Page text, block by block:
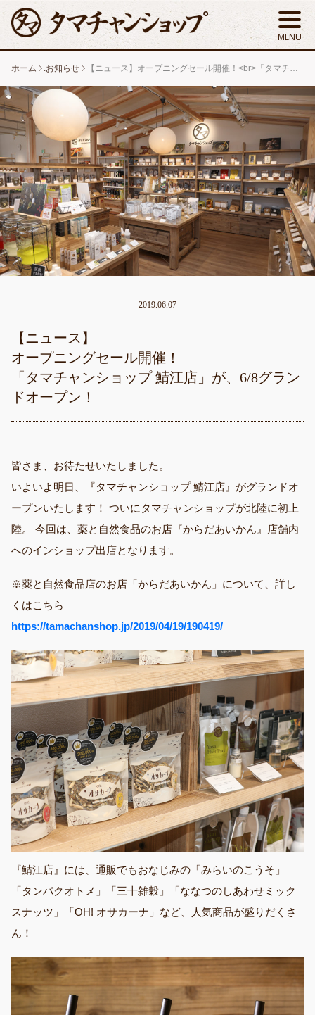
ホーム .お知らせ 【ニュース】オープニングセール開催！<br>「タマチャンショップ 鯖江店」が、6/8グランドオープン！
2019.06.07
【ニュース】
オープニングセール開催！
「タマチャンショップ 鯖江店」が、6/8グラン
ドオープン！
皆さま、お待たせいたしました。
いよいよ明日、『タマチャンショップ 鯖江店』がグランドオ
ープンいたします！ ついにタマチャンショップが北陸に初上
陸。 今回は、薬と自然食品のお店『からだあいかん』店舗内
へのインショップ出店となります。
※薬と自然食品店のお店「からだあいかん」について、詳し
くはこちら
https://tamachanshop.jp/2019/04/19/190419/
『鯖江店』には、通販でもおなじみの「みらいのこうそ」
「タンパクオトメ」「三十雑穀」「ななつのしあわせミック
スナッツ」「OH! オサカーナ」など、人気商品が盛りだくさ
ん！